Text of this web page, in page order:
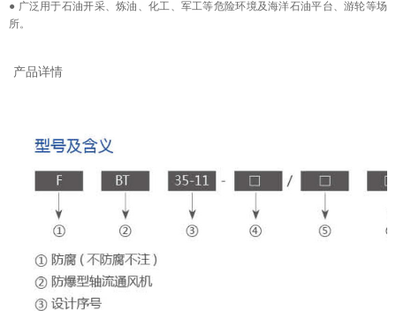
● 广泛用于石油开采、炼油、化工、军工等危险环境及海洋石油平台、游轮等场
所。
产品详情